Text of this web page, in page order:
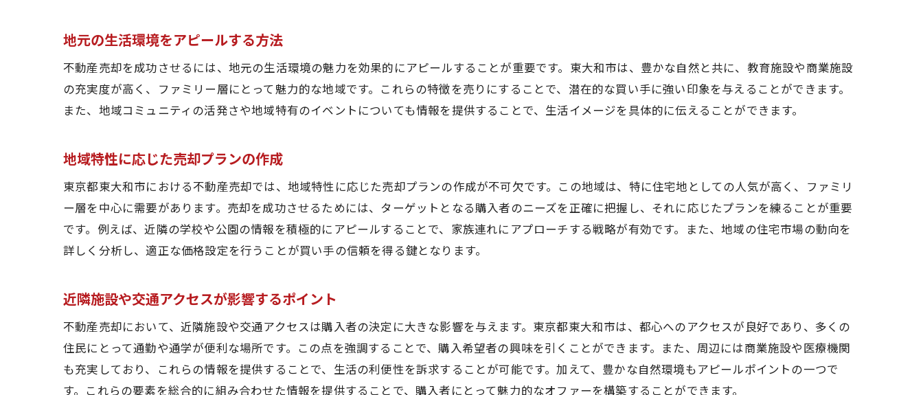
SNSを活用したプロモーション戦略
バーチャルツアーで魅力を伝える
空き家問題を解決する不動産売却の新しいアプローチ
空き家の再利用プランを提案する
リノベーションによる資産価値の向上
空き家の魅力を引き出す活用法
空き家問題解決に向けた成功事例
最大限の利益を得るための東京都東大和市における販売戦略
販売戦略を立てるための基本ステップ
地元の生活環境をアピールする方法
不動産売却を成功させるには、地元の生活環境の魅力を効果的にアピールすることが重要です。東大和市は、豊かな自然と共に、教育施設や商業施設
の充実度が高く、ファミリー層にとって魅力的な地域です。これらの特徴を売りにすることで、潜在的な買い手に強い印象を与えることができます。
また、地域コミュニティの活発さや地域特有のイベントについても情報を提供することで、生活イメージを具体的に伝えることができます。
地域特性に応じた売却プランの作成
東京都東大和市における不動産売却では、地域特性に応じた売却プランの作成が不可欠です。この地域は、特に住宅地としての人気が高く、ファミリ
ー層を中心に需要があります。売却を成功させるためには、ターゲットとなる購入者のニーズを正確に把握し、それに応じたプランを練ることが重要
です。例えば、近隣の学校や公園の情報を積極的にアピールすることで、家族連れにアプローチする戦略が有効です。また、地域の住宅市場の動向を
詳しく分析し、適正な価格設定を行うことが買い手の信頼を得る鍵となります。
近隣施設や交通アクセスが影響するポイント
不動産売却において、近隣施設や交通アクセスは購入者の決定に大きな影響を与えます。東京都東大和市は、都心へのアクセスが良好であり、多くの
住民にとって通勤や通学が便利な場所です。この点を強調することで、購入希望者の興味を引くことができます。また、周辺には商業施設や医療機関
も充実しており、これらの情報を提供することで、生活の利便性を訴求することが可能です。加えて、豊かな自然環境もアピールポイントの一つで
す。これらの要素を総合的に組み合わせた情報を提供することで、購入者にとって魅力的なオファーを構築することができます。